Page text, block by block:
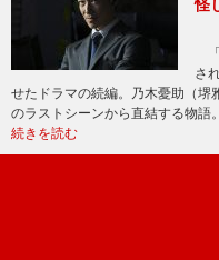
怪
「
さ
せたドラマの続編。乃木憂助（堺
のラストシーンから直結する物語
続きを読む